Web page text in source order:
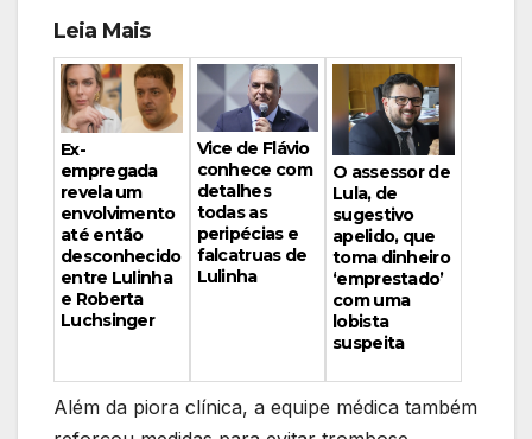
Leia Mais
Ex-
empregada
revela um
envolvimento
até então
desconhecido
entre Lulinha
e Roberta
Luchsinger
Vice de Flávio
conhece com
detalhes
todas as
peripécias e
falcatruas de
Lulinha
O assessor de
Lula, de
sugestivo
apelido, que
toma dinheiro
‘emprestado’
com uma
lobista
suspeita
Além da piora clínica, a equipe médica também